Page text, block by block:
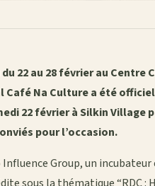
22 au 28 février au Centre
Na Culture a été
22 février à Silkin Village
pour l’occasion.
Group, un